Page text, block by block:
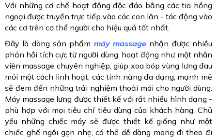
Với những cơ chế hoạt động độc đáo bằng các tia hồng
ngoại được truyền trực tiếp vào các con lăn - tác động vào
các cơ trên cơ thể người cho hiệu quả tốt nhất.
Đây là dòng sản phẩm máy massage nhận được nhiều
phản hồi tích cực từ người dùng, hoạt động như một nhân
viên massage chuyên nghiệp, giúp xoa bóp vùng lưng đau
mỏi một cách linh hoạt, các tính năng đa dạng, mạnh mẽ
sẽ đem đến những trải nghiệm thoải mái cho người dùng.
Máy massage lưng được thiết kế với rất nhiều hình dạng -
phù hợp với mọi tiêu chí tiêu dùng của khách hàng. Chủ
yếu những chiếc máy sẽ được thiết kế giống như một
chiếc ghế ngồi gọn nhẹ, có thể dễ dàng mang đi theo đi